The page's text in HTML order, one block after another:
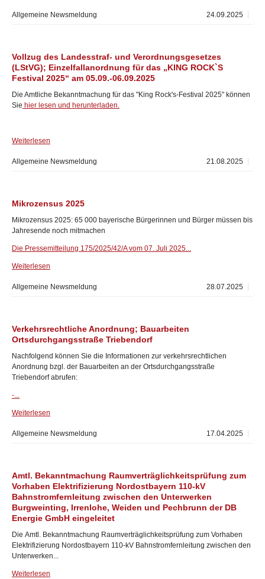
24.09.2025
Allgemeine Newsmeldung
Vollzug des Landesstraf- und Verordnungsgesetzes
(LStVG); Einzelfallanordnung für das „KING ROCK`S
Festival 2025“ am 05.09.-06.09.2025
Die Amtliche Bekanntmachung für das "King Rock's-Festival 2025" können
Sie hier lesen und herunterladen.
Weiterlesen
21.08.2025
Allgemeine Newsmeldung
Mikrozensus 2025
Mikrozensus 2025: 65 000 bayerische Bürgerinnen und Bürger müssen bis
Jahresende noch mitmachen
Die Pressemitteilung 175/2025/42/A vom 07. Juli 2025...
Weiterlesen
28.07.2025
Allgemeine Newsmeldung
Verkehrsrechtliche Anordnung; Bauarbeiten
Ortsdurchgangsstraße Triebendorf
Nachfolgend können Sie die Informationen zur verkehrsrechtlichen
Anordnung bzgl. der Bauarbeiten an der Ortsdurchgangsstraße
Triebendorf abrufen:
-...
Weiterlesen
17.04.2025
Allgemeine Newsmeldung
Amtl. Bekanntmachung Raumverträglichkeitsprüfung zum
Vorhaben Elektrifizierung Nordostbayern 110-kV
Bahnstromfernleitung zwischen den Unterwerken
Burgweinting, Irrenlohe, Weiden und Pechbrunn der DB
Energie GmbH eingeleitet
Die Amtl. Bekanntmachung Raumverträglichkeitsprüfung zum Vorhaben
Elektrifizierung Nordostbayern 110-kV Bahnstromfernleitung zwischen den
Unterwerken...
Weiterlesen